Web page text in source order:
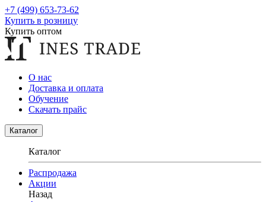
+7 (499) 653-73-62
Купить в розницу
Купить оптом
О нас
Доставка и оплата
Обучение
Скачать прайс
Каталог
Каталог
Распродажа
Акции
Назад